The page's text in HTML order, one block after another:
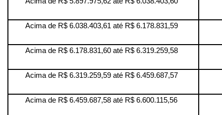
Acima de R$ 6.038.403,61 até R$ 6.178.831,59
Acima de R$ 6.178.831,60 até R$ 6.319.259,58
Acima de R$ 6.319.259,59 até R$ 6.459.687,57
Acima de R$ 6.459.687,58 até R$ 6.600.115,56